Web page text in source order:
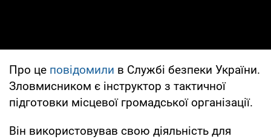
Про це повідомили в Службі безпеки України.
Зловмисником є інструктор з тактичної
підготовки місцевої громадської організації.
Він використовував свою діяльність для